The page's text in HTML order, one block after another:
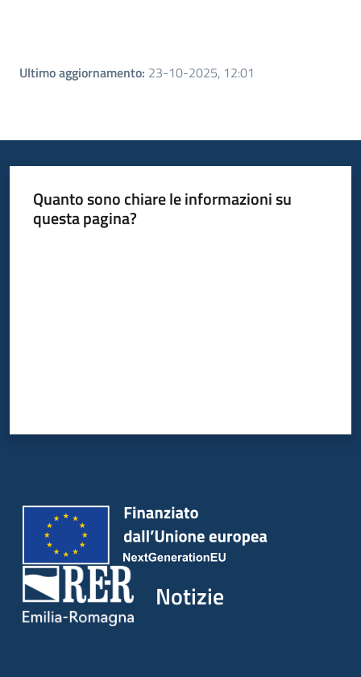
Ultimo aggiornamento: 23-10-2025, 12:01
Quanto sono chiare le informazioni su
questa pagina?
Notizie